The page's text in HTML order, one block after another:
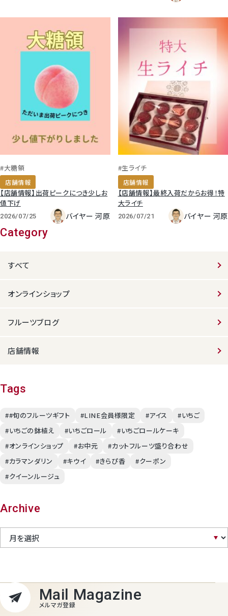
#大糖領
店舗情報
【店舗情報】出荷ピークにつき少しお
値下げ
2026/07/25 バイヤー 河原
#生ライチ
店舗情報
【店舗情報】最終入荷だからお得！特
大ライチ
2026/07/21 バイヤー 河原
Category
すべて
オンラインショップ
フルーツブログ
店舗情報
Tags
##旬のフルーツギフト #LINE会員様限定 #アイス
#いちご
#いちごの鉢植え
#いちごロール
#いちごロールケーキ
#オンラインショップ
#お中元
#カットフルーツ盛り合わせ
#カラマンダリン
#キウイ #きらぴ香
#クーポン
#クイーンルージュ
Archive